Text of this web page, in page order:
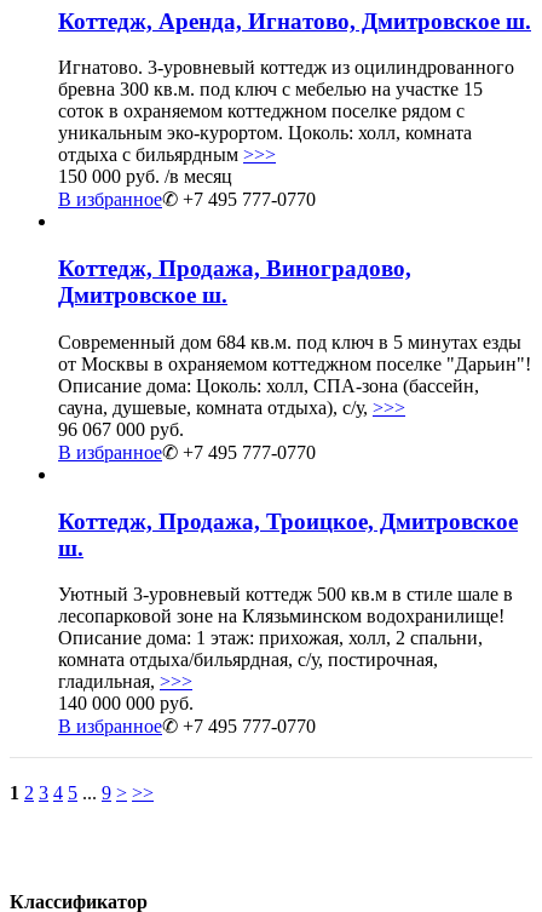
Коттедж, Аренда, Игнатово, Дмитровское ш.
Игнатово. 3-уровневый коттедж из оцилиндрованного
бревна 300 кв.м. под ключ с мебелью на участке 15
соток в охраняемом коттеджном поселке рядом с
уникальным эко-курортом. Цоколь: холл, комната
отдыха с бильярдным >>>
150 000 руб. /в месяц
В избранное✆ +7 495 777-0770
Коттедж, Продажа, Виноградово,
Дмитровское ш.
Современный дом 684 кв.м. под ключ в 5 минутах езды
от Москвы в охраняемом коттеджном поселке "Дарьин"!
Описание дома: Цоколь: холл, СПА-зона (бассейн,
сауна, душевые, комната отдыха), с/у, >>>
96 067 000 руб.
В избранное✆ +7 495 777-0770
Коттедж, Продажа, Троицкое, Дмитровское
ш.
Уютный 3-уровневый коттедж 500 кв.м в стиле шале в
лесопарковой зоне на Клязьминском водохранилище!
Описание дома: 1 этаж: прихожая, холл, 2 спальни,
комната отдыха/бильярдная, с/у, постирочная,
гладильная, >>>
140 000 000 руб.
В избранное✆ +7 495 777-0770
1 2 3 4 5 ... 9 > >>
Классификатор